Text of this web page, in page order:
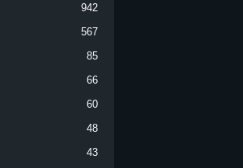
942
567
85
66
60
48
43